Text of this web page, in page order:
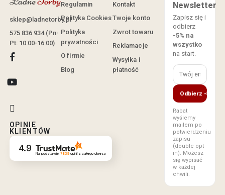
sklep@ladnetorby.pl
575 836 934 (Pn-
Pt: 10:00-16:00)
OPINIE
KLIENTÓW
4.9 Na podstawie 7839opinii z całego okresu
Regulamin
Polityka Cookies
Polityka
prywatności
O firmie
Blog
Kontakt
Twoje konto
Zwrot towaru
Reklamacje
Wysyłka i
płatność
Newsletter
Zapisz się i
odbierz
-5% na
wszystko
na start.
Odbierz -5%
Rabat
wyślemy
mailem po
potwierdzeniu
zapisu
(double opt-
in). Możesz
się wypisać
w każdej
chwili.